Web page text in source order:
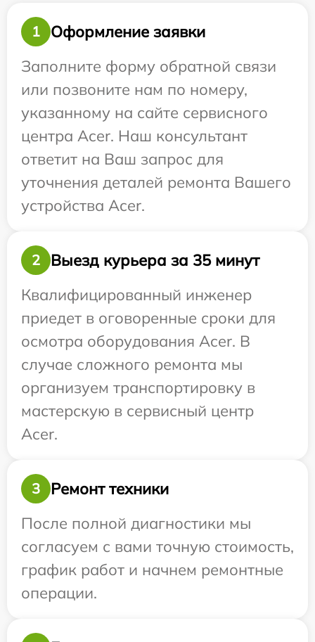
1
Оформление заявки
Заполните форму обратной связи
или позвоните нам по номеру,
указанному на сайте сервисного
центра Acer. Наш консультант
ответит на Ваш запрос для
уточнения деталей ремонта Вашего
устройства Acer.
2
Выезд курьера за 35 минут
Квалифицированный инженер
приедет в оговоренные сроки для
осмотра оборудования Acer. В
случае сложного ремонта мы
организуем транспортировку в
мастерскую в сервисный центр
Acer.
3
Ремонт техники
После полной диагностики мы
согласуем с вами точную стоимость,
график работ и начнем ремонтные
операции.